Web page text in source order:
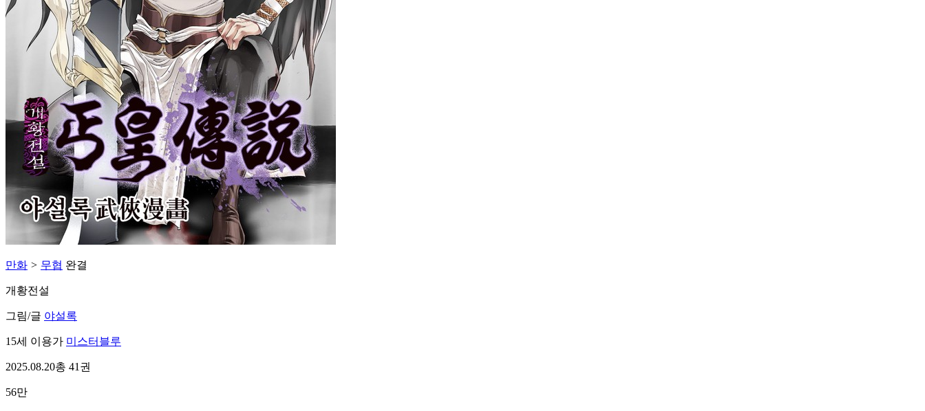
만화 > 무협 완결
개황전설
그림/글 야설록
15세 이용가 미스터블루
2025.08.20총 41권
56만